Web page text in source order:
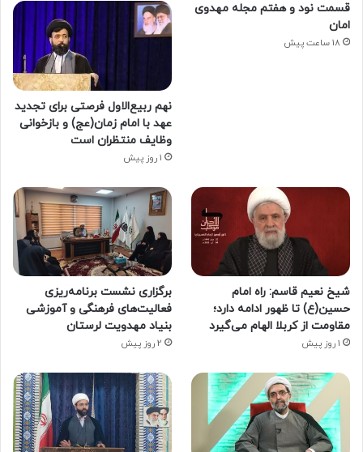
قسمت نود و هفتم مجله مهدوی
امان
18 ساعت پیش
نهم ربیع‌الاول فرصتی برای تجدید
عهد با امام زمان(عج) و بازخوانی
وظایف منتظران است
1 روز پیش
شیخ نعیم قاسم: راه امام
حسین(ع) تا ظهور ادامه دارد؛
مقاومت از کربلا الهام می‌گیرد
1 روز پیش
برگزاری نشست برنامه‌ریزی
فعالیت‌های فرهنگی و آموزشی
بنیاد مهدویت لرستان
2 روز پیش